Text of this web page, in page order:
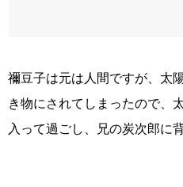
禰豆子は元は人間ですが、太
き物にされてしまったので、
入って過ごし、兄の炭次郎に